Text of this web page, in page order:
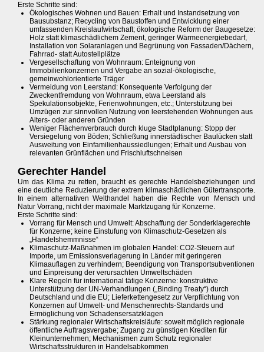
Erste Schritte sind:
Ökologisches Wohnen und Bauen: Erhalt und Instandsetzung von
Bausubstanz; Recycling von Baustoffen und Entwicklung einer
umfassenden Kreislaufwirtschaft; ökologische Reform der Baugesetze:
Holz statt klimaschädlichem Zement, geringer Wärmeenergiebedarf,
Installation von Solaranlagen und Begrünung von Fassaden/Dächern,
Fahrrad- statt Autostellplätze
Vergesellschaftung von Wohnraum: Enteignung von
Immobilienkonzernen und Vergabe an sozial-ökologische,
gemeinwohlorientierte Träger
Vermeidung von Leerstand: Konsequente Verfolgung der
Zweckentfremdung von Wohnraum, etwa Leerstand als
Spekulationsobjekte, Ferienwohnungen, etc.; Unterstützung bei
Umzügen zur sinnvollen Nutzung von leerstehenden Wohnungen aus
Alters- oder anderen Gründen
Weniger Flächenverbrauch durch kluge Stadtplanung: Stopp der
Versiegelung von Böden; Schließung innerstädtischer Baulücken statt
Ausweitung von Einfamilienhaussiedlungen; Erhalt und Ausbau von
relevanten Grünflächen und Frischluftschneisen
Gerechter Handel
Um das Klima zu retten, braucht es gerechte Handelsbeziehungen und
eine deutliche Reduzierung der extrem klimaschädlichen Gütertransporte.
In einem alternativen Welthandel haben die Rechte von Mensch und
Natur Vorrang, nicht der maximale Marktzugang für Konzerne.
Erste Schritte sind:
Vorrang für Mensch und Umwelt: Abschaffung der Sonderklagerechte
für Konzerne; keine Einstufung von Klimaschutz-Gesetzen als
„Handelshemmnisse“
Klimaschutz-Maßnahmen im globalen Handel: CO2-Steuern auf
Importe, um Emissionsverlagerung in Länder mit geringeren
Klimaauflagen zu verhindern; Beendigung von Transportsubventionen
und Einpreisung der verursachten Umweltschäden
Klare Regeln für international tätige Konzerne: konstruktive
Unterstützung der UN-Verhandlungen („Binding Treaty“) durch
Deutschland und die EU; Lieferkettengesetz zur Verpflichtung von
Konzernen auf Umwelt- und Menschenrechts-Standards und
Ermöglichung von Schadensersatzklagen
Stärkung regionaler Wirtschaftskreisläufe: soweit möglich regionale
öffentliche Auftragsvergabe; Zugang zu günstigen Krediten für
Kleinunternehmen; Mechanismen zum Schutz regionaler
Wirtschaftsstrukturen in Handelsabkommen